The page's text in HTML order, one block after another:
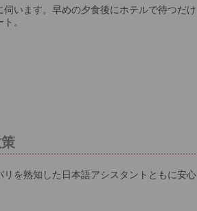
います。早めの夕食後にホテルで待つだけ
。
を熟知した日本語アシスタントともに安心